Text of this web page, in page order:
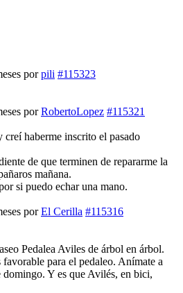
porpili #115323
porRobertoLopez #115321
haberme inscrito el pasado
de que terminen de repararme la
mañana.
si puedo echar una mano.
porEl Cerilla #115316
Pedalea Aviles de árbol en árbol.
para el pedaleo. Anímate a
domingo. Y es que Avilés, en bici,